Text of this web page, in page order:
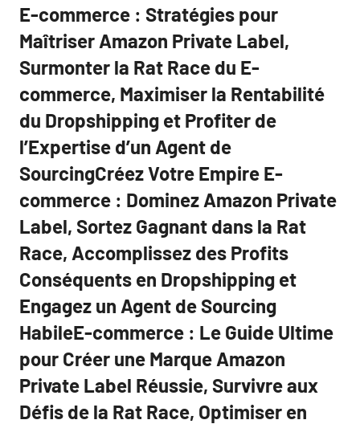
E-commerce : Stratégies pour
Maîtriser Amazon Private Label,
Surmonter la Rat Race du E-
commerce, Maximiser la Rentabilité
du Dropshipping et Profiter de
l’Expertise d’un Agent de
SourcingCréez Votre Empire E-
commerce : Dominez Amazon Private
Label, Sortez Gagnant dans la Rat
Race, Accomplissez des Profits
Conséquents en Dropshipping et
Engagez un Agent de Sourcing
HabileE-commerce : Le Guide Ultime
pour Créer une Marque Amazon
Private Label Réussie, Survivre aux
Défis de la Rat Race, Optimiser en